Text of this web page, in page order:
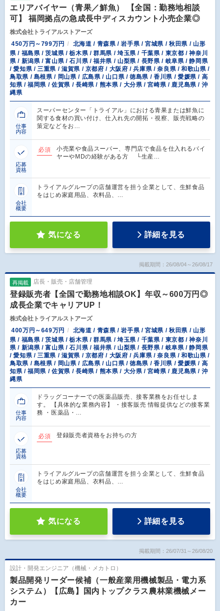
エリアバイヤー（青果／鮮魚） 【全国：勤務地相談
可】 福岡拠点の急成長中ディスカウント小売企業◎
株式会社トライアルストアーズ
450万円～799万円
北海道 / 青森県 / 岩手県 / 宮城県 / 秋田県 / 山形
県 / 福島県 / 茨城県 / 栃木県 / 群馬県 / 埼玉県 / 千葉県 / 東京都 / 神奈川
県 / 新潟県 / 富山県 / 石川県 / 福井県 / 山梨県 / 長野県 / 岐阜県 / 静岡県
/ 愛知県 / 三重県 / 滋賀県 / 京都府 / 大阪府 / 兵庫県 / 奈良県 / 和歌山県 /
鳥取県 / 島根県 / 岡山県 / 広島県 / 山口県 / 徳島県 / 香川県 / 愛媛県 / 高
知県 / 福岡県 / 佐賀県 / 長崎県 / 熊本県 / 大分県 / 宮崎県 / 鹿児島県 / 沖
縄県
仕事
内容
スーパーセンター「トライアル」における青果または鮮魚に
関する食材の買い付け、仕入れ先の開拓・視察、販売戦略の
策定などをお…
応募
資格
必須
小売業や食品スーパー、専門店で食品を仕入れるバイ
ヤーやMDの経験がある方 └生産…
会社
概要
トライアルグループの店舗運営を担う企業として、生鮮食品
をはじめ家庭用品、衣料品、…
気になる 詳細を見る
掲載期間：26/08/04～26/08/17
再掲載 店長・販売・店舗管理
登録販売者【全国で勤務地相談OK】年収～600万円◎
成長企業でキャリアUP！
株式会社トライアルストアーズ
400万円～649万円
北海道 / 青森県 / 岩手県 / 宮城県 / 秋田県 / 山形
県 / 福島県 / 茨城県 / 栃木県 / 群馬県 / 埼玉県 / 千葉県 / 東京都 / 神奈川
県 / 新潟県 / 富山県 / 石川県 / 福井県 / 山梨県 / 長野県 / 岐阜県 / 静岡県
/ 愛知県 / 三重県 / 滋賀県 / 京都府 / 大阪府 / 兵庫県 / 奈良県 / 和歌山県 /
鳥取県 / 島根県 / 岡山県 / 広島県 / 山口県 / 徳島県 / 香川県 / 愛媛県 / 高
知県 / 福岡県 / 佐賀県 / 長崎県 / 熊本県 / 大分県 / 宮崎県 / 鹿児島県 / 沖
縄県
仕事
内容
ドラッグコーナーでの医薬品販売、接客業務をお任せしま
す。 【具体的な業務内容】 ・接客販売 情報提供などの接客業
務 ・医薬品・…
応募
資格
必須 登録販売者資格をお持ちの方
会社
概要
トライアルグループの店舗運営を担う企業として、生鮮食品
をはじめ家庭用品、衣料品、…
気になる 詳細を見る
掲載期間：26/07/31～26/08/20
設計・開発エンジニア（機械・メカトロ）
製品開発リーダー候補（一般産業用機械製品・電力系
システム）【広島】国内トップクラス農林業機械メー
カー